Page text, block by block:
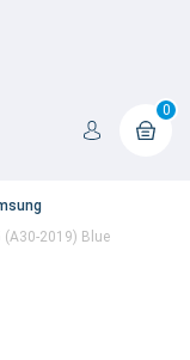
0
(A30-2019) Blue